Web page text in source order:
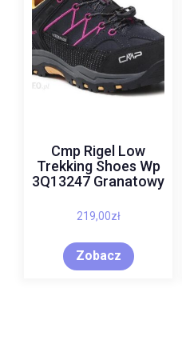
Cmp Rigel Low
Trekking Shoes Wp
3Q13247 Granatowy
219,00zł
Zobacz